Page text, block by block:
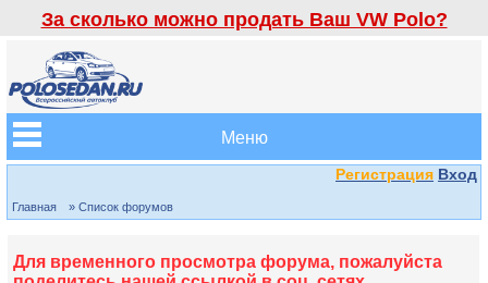
За сколько можно продать Ваш VW Polo?
Меню
Регистрация Вход
Главная » Список форумов
Для временного просмотра форума, пожалуйста